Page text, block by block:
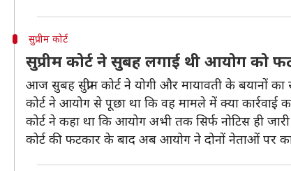
सुप्रीम कोर्ट
सुप्रीम कोर्ट ने सुबह लगाई थी आयोग को
आज सुबह सुप्रीम कोर्ट ने योगी और मायावती के बयानों
कोर्ट ने आयोग से पूछा था कि वह मामले में क्या कार्रवाई
कोर्ट ने कहा था कि आयोग अभी तक सिर्फ नोटिस ही
कोर्ट की फटकार के बाद अब आयोग ने दोनों नेताओं पर